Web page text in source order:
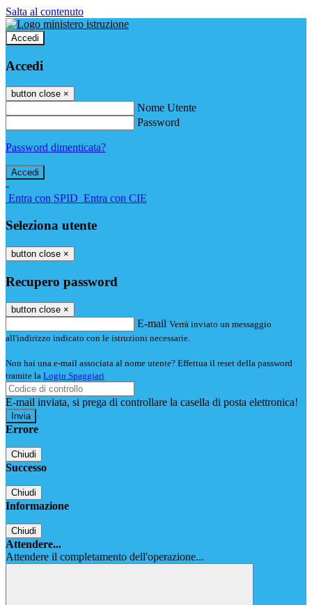
Salta al contenuto
Accedi
Accedi
button close ×
Nome Utente
Password
Password dimenticata?
-
Entra con SPID Entra con CIE
Seleziona utente
button close ×
Recupero password
button close ×
E-mail Verrà inviato un messaggio
all'indirizzo indicato con le istruzioni necessarie.
Non hai una e-mail associata al nome utente? Effettua il reset della password
tramite la Login Spaggiari
E-mail inviata, si prega di controllare la casella di posta elettronica!
Errore
Chiudi
Successo
Chiudi
Informazione
Chiudi
Attendere...
Attendere il completamento dell'operazione...